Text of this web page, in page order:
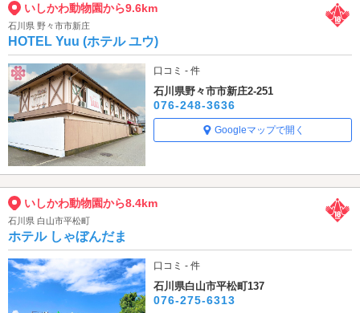
いしかわ動物園から9.6km
石川県 野々市市新庄
HOTEL Yuu (ホテル ユウ)
口コミ - 件
石川県野々市市新庄2-251
076-248-3636
Googleマップで開く
いしかわ動物園から8.4km
石川県 白山市平松町
ホテル しゃぼんだま
口コミ - 件
石川県白山市平松町137
076-275-6313